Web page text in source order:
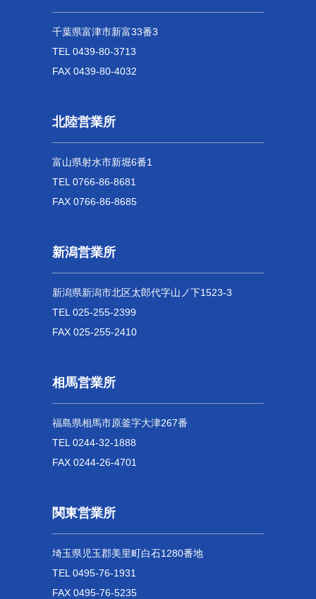
千葉県富津市新富33番3
TEL 0439-80-3713
FAX 0439-80-4032
北陸営業所
富山県射水市新堀6番1
TEL 0766-86-8681
FAX 0766-86-8685
新潟営業所
新潟県新潟市北区太郎代字山ノ下1523-3
TEL 025-255-2399
FAX 025-255-2410
相馬営業所
福島県相馬市原釜字大津267番
TEL 0244-32-1888
FAX 0244-26-4701
関東営業所
埼玉県児玉郡美里町白石1280番地
TEL 0495-76-1931
FAX 0495-76-5235